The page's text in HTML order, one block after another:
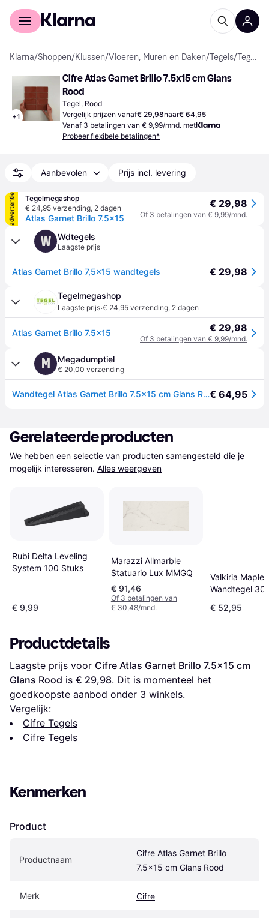
Voor shoppers
Klarna/Shoppen/Klussen/Vloeren, Muren en Daken/Tegels/ Tegels
+1
Cifre Atlas Garnet Brillo 7.5x15 cm Glans
Rood
Tegel, Rood
Vergelijk prijzen vanaf€ 29,98naar€ 64,95
Vanaf 3 betalingen van € 9,99/mnd. met
Probeer flexibele betalingen*
Aanbevolen Prijs incl. levering
advertentie
Tegelmegashop
€ 24,95 verzending, 2 dagen
Atlas Garnet Brillo 7.5x15
€ 29,98
Of 3 betalingen van € 9,99/mnd.
W Wdtegels
Laagste prijs
Atlas Garnet Brillo 7,5x15 wandtegels € 29,98
Tegelmegashop
Laagste prijs·€ 24,95 verzending, 2 dagen
Atlas Garnet Brillo 7.5x15 € 29,98
Of 3 betalingen van € 9,99/mnd.
M Megadumptiel
€ 20,00 verzending
Wandtegel Atlas Garnet Brillo 7.5x15 cm Glans Rood J-Stone€ 64,95
Gerelateerde producten
We hebben een selectie van producten samengesteld die je
mogelijk interesseren. Alles weergeven
Rubi Delta Leveling
System 100 Stuks
€ 9,99
Marazzi Allmarble
Statuario Lux MMGQ
€ 91,46
Of 3 betalingen van
€ 30,48/mnd.
Valkiria Maple
Wandtegel
€ 52,95
Productdetails
Laagste prijs voor Cifre Atlas Garnet Brillo 7.5x15 cm
Glans Rood is € 29,98. Dit is momenteel het
goedkoopste aanbod onder 3 winkels.
Vergelijk:
Cifre Tegels
Cifre Tegels
Kenmerken
Product
Productnaam
Cifre Atlas Garnet Brillo
7.5x15 cm Glans Rood
Merk Cifre